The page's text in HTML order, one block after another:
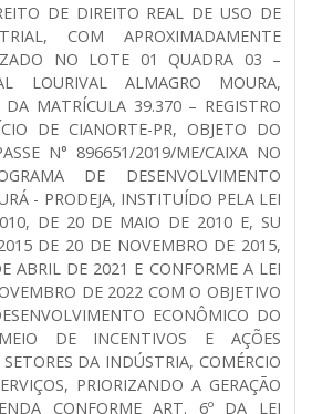
DE DIREITO REAL DE USO DE
COM APROXIMADAMENTE
NO LOTE 01 QUADRA 03 –
LOURIVAL ALMAGRO MOURA,
DA MATRÍCULA 39.370 – REGISTRO
DE CIANORTE-PR, OBJETO DO
N° 896651/2019/ME/CAIXA NO
DE DESENVOLVIMENTO
- PRODEJA, INSTITUÍDO PELA LEI
DE 20 DE MAIO DE 2010 E, SU
DE 20 DE NOVEMBRO DE 2015,
ABRIL DE 2021 E CONFORME A LEI
DE 2022 COM O OBJETIVO
ECONÔMICO DO
DE INCENTIVOS E AÇÕES
DA INDÚSTRIA, COMÉRCIO
PRIORIZANDO A GERAÇÃO
CONFORME ART. 6º DA LEI